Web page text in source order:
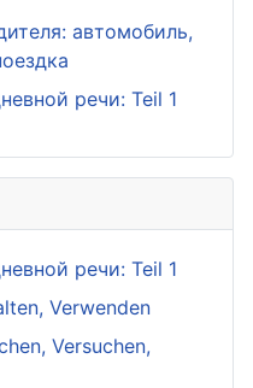
автомобиль,
речи: Teil 1
речи: Teil 1
Verwenden
Versuchen,